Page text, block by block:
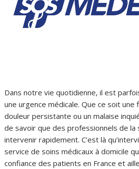
Dans notre vie quotidienne, il est
une urgence médicale. Que ce soit une
douleur persistante ou un malaise
de savoir que des professionnels de la
intervenir rapidement. C’est là
service de soins médicaux à domicile
confiance des patients en France et